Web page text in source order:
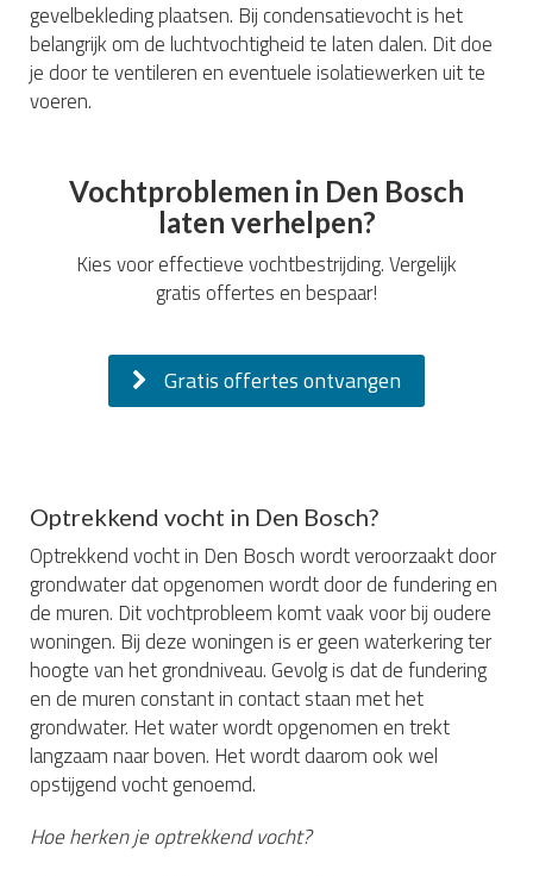
gevelbekleding plaatsen. Bij condensatievocht is het
belangrijk om de luchtvochtigheid te laten dalen. Dit doe
je door te ventileren en eventuele isolatiewerken uit te
voeren.
Vochtproblemen in Den Bosch
laten verhelpen?
Kies voor effectieve vochtbestrijding. Vergelijk
gratis offertes en bespaar!
Gratis offertes ontvangen
Optrekkend vocht in Den Bosch?
Optrekkend vocht in Den Bosch wordt veroorzaakt door
grondwater dat opgenomen wordt door de fundering en
de muren. Dit vochtprobleem komt vaak voor bij oudere
woningen. Bij deze woningen is er geen waterkering ter
hoogte van het grondniveau. Gevolg is dat de fundering
en de muren constant in contact staan met het
grondwater. Het water wordt opgenomen en trekt
langzaam naar boven. Het wordt daarom ook wel
opstijgend vocht genoemd.
Hoe herken je optrekkend vocht?